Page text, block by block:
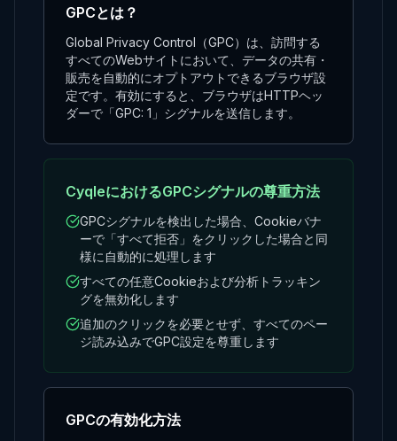
GPCとは？
Global Privacy Control（GPC）は、訪問する
すべてのWebサイトにおいて、データの共有・
販売を自動的にオプトアウトできるブラウザ設
定です。有効にすると、ブラウザはHTTPヘッ
ダーで「GPC: 1」シグナルを送信します。
CyqleにおけるGPCシグナルの尊重方法
GPCシグナルを検出した場合、Cookieバナ
ーで「すべて拒否」をクリックした場合と同
様に自動的に処理します
すべての任意Cookieおよび分析トラッキン
グを無効化します
追加のクリックを必要とせず、すべてのペー
ジ読み込みでGPC設定を尊重します
GPCの有効化方法